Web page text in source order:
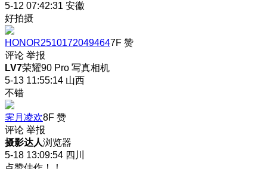
5-12 07:42:31 安徽
好拍摄
HONOR25101720494647F 赞
评论 举报
LV7荣耀90 Pro 写真相机
5-13 11:55:14 山西
不错
霁月凌欢8F 赞
评论 举报
摄影达人浏览器
5-18 13:09:54 四川